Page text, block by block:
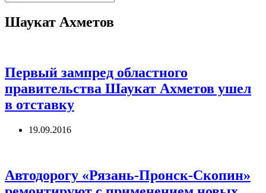
Шаукат Ахметов
Первый зампред областного
правительства Шаукат Ахметов ушел
в отставку
19.09.2016
Автодорогу «Рязань-Пронск-Скопин»